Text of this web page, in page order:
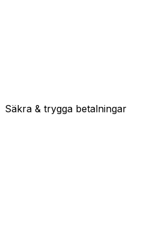
Säkra & trygga betalningar